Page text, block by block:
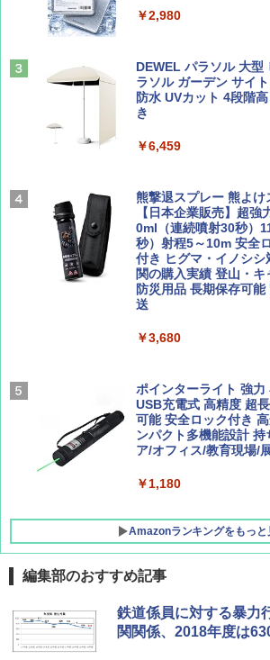
山と溪谷 2026年8月号
￥1,540
￥1,540
AIRLINE（エアライン
集】ボーイング110周年
￥1,760
地球の歩き方 スター・
￥2,695
ァキア 2026～2027 地
パ
￥2,277
新しい日本地理 地図
解く (講談社現代新書)
￥1,540
人用 折りたたみ 防災
￥4,980
テント ワンタッチ
￥5,999
[キャンパーズコレク
広げるだけ パッとサ
ーティング フルクロ
簡単設置 ポップアッ
ュ(BC仕様) PATC-
￥9,990
[キャンパーズコレク
広げるだけ パッとサ
ラックコーティング フ
人用 簡単設置 ポップ
0B エクルベージュ
￥10,990
￥2,980
DEWEL パラソル 大型
ラソル ガーデン サイ
防水 UVカット 4段階
き
￥6,459
熊撃退スプレー 熊よ
【日本企業販売】超
0ml（連続噴射30秒）
秒）射程5～10m 安全
付き ヒグマ・イノシ
関の購入実績 登山・キ
防災用品 長期保存可
送
￥3,680
ポインターライト 強
USB充電式 高精度 超
可能 安全ロック付き
ンパクト多機能設計
ア/オフィス/教育現場/
￥1,180
Amazonランキングをもっと
編集部のおすすめ記事
鉄道係員に対する暴力
関関係、2018年度は